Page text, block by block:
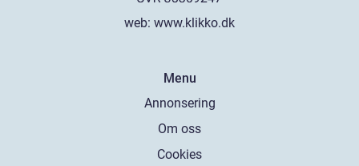
web: www.klikko.dk
Menu
Annonsering
Om oss
Cookies